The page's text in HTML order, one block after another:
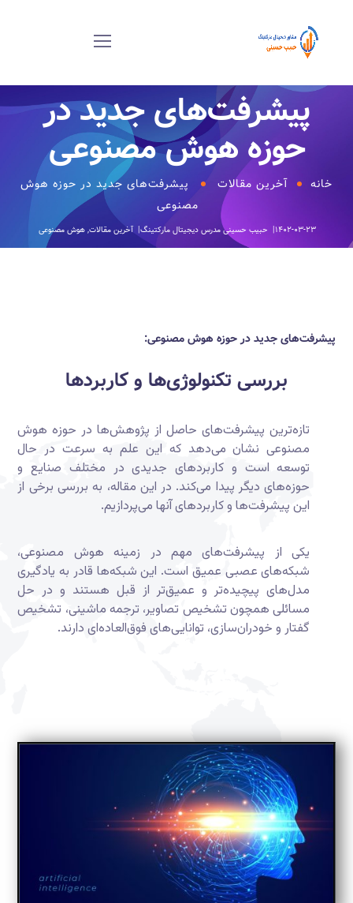
پیشرفت‌های جدید در
حوزه هوش مصنوعی
خانه آخرین مقالات
پیشرفت‌های جدید در حوزه هوش
مصنوعی
۱۴۰۲-۰۳-۲۳ حبیب حسینیمدرس دیجیتال مارکتینگ آخرین مقالات,هوش مصنوعی
پیشرفت‌های جدید در حوزه هوش مصنوعی:
بررسی تکنولوژی‌ها و کاربردها
تازه‌ترین پیشرفت‌های حاصل از پژوهش‌ها در حوزه هوش
مصنوعی نشان می‌دهد که این علم به سرعت در حال
توسعه است و کاربردهای جدیدی در مختلف صنایع و
حوزه‌های دیگر پیدا می‌کند. در این مقاله، به بررسی برخی از
این پیشرفت‌ها و کاربردهای آنها می‌پردازیم.
یکی از پیشرفت‌های مهم در زمینه هوش مصنوعی،
شبکه‌های عصبی عمیق است. این شبکه‌ها قادر به یادگیری
مدل‌های پیچیده‌تر و عمیق‌تر از قبل هستند و در حل
مسائلی همچون تشخیص تصاویر، ترجمه ماشینی، تشخیص
گفتار و خودران‌سازی، توانایی‌های فوق‌العاده‌ای دارند.